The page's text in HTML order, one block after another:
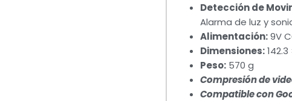
Detección de
Alarma de luz y
Alimentación:9V
Dimensiones:
Peso: 570 g
Compresión de
Compatible con